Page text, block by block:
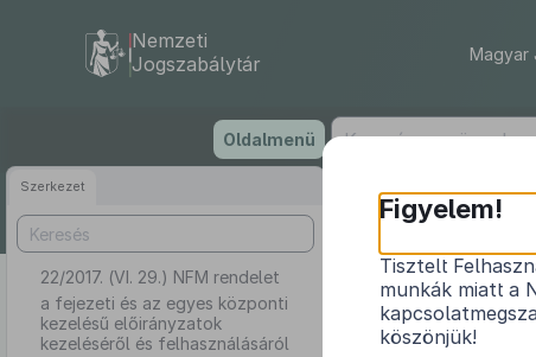
tartalomra
Nemzeti
Jogszabálytár
Magyar
Oldalmenü
Szerkezet
22/2017. (VI. 29.) NFM rendelet
a fejezeti és az egyes központi
kezelésű előirányzatok
kezeléséről és felhasználásáról
a fejezeti
Figyelem!
Tisztelt
munkák miatt a
köszönjük!